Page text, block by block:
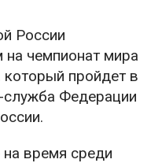
России
на чемпионат мира
который пройдет в
служба Федерации
на время среди